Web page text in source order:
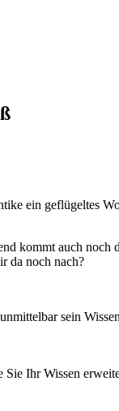
ein geflügeltes
kommt auch
da noch nach?
sein
Sie Ihr Wissen